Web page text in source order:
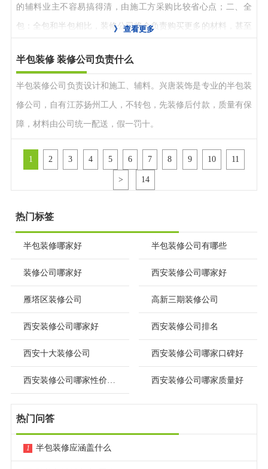
的辅料业主不容易搞得清，由施工方采购比较省心点；二、全
包：全包和半包相比，装修公司将会负责购买更多的材料，甚至
司协商自己购买）。
》 查看更多
半包装修 装修公司负责什么
半包装修公司负责设计和施工、辅料。兴唐装饰是专业的半包装
修公司，自有江苏扬州工人，不转包，先装修后付款，质量有保
障，材料由公司统一配送，假一罚十。
1 2 3 4 5 6 7 8 9 10 11
> 14
热门标签
半包装修哪家好 半包装修公司有哪些
装修公司哪家好 西安装修公司哪家好
雁塔区装修公司 高新三期装修公司
西安装修公司哪家好 西安装修公司排名
西安十大装修公司 西安装修公司哪家口碑好
西安装修公司哪家性价比高 西安装修公司哪家质量好
热门问答
1 半包装修应涵盖什么